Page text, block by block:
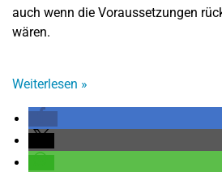
auch wenn die Voraussetzungen
wären.
Weiterlesen »